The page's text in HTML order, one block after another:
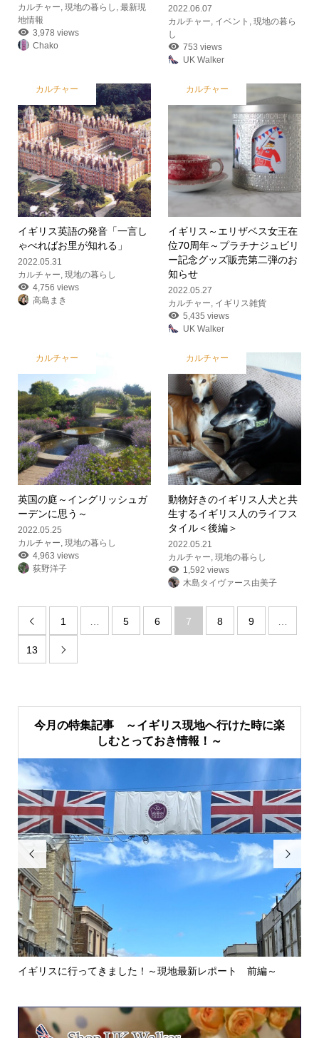
カルチャー, 現地の暮らし , 最新現
地情報
3,978 views
Chako
2022.06.07
カルチャー, イベント ,現地の暮ら
し
753 views
UK Walker
カルチャー
イギリス英語の発音「一言し
ゃべればお里が知れる」
2022.05.31
カルチャー 現地の暮らし
4,756 views
高島まき
カルチャー
イギリス～エリザベス女王在
位70周年～ プラチナジュビリ
ー記念グッズ販売第二弾のお
知らせ
2022.05.27
カルチャー イギリス雑貨
5,435 views
UK Walker
カルチャー
英国の庭～イングリッシュガ
ーデンに思う～
2022.05.25
カルチャー, 現地の暮らし
4,963 views
荻野洋子
カルチャー
動物好きのイギリス人犬と共
生するイギリス人のライフス
タイル＜後編＞
2022.05.21
カルチャー,現地の暮らし
1,592 views
木島タイヴァース由美子
 1 … 5 6 7 8 9 …
13 
今月の特集記事 ～イギリス現地へ行けた時に楽
しむとっておき情報！～

イギリスに行ってきました！～現地最新レポート 前編～
